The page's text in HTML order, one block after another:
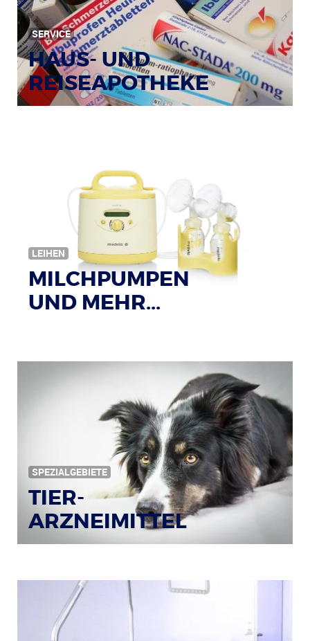
SERVICE
HAUS- UND
REISEAPOTHEKE
Bildquelle: © Tim Reckmann / pixelio.de
LEIHEN
MILCHPUMPEN
UND MEHR...
SPEZIALGEBIETE
TIER-
ARZNEIMITTEL